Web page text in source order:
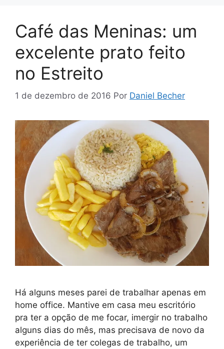
Café das Meninas: um
excelente prato feito
no Estreito
1 de dezembro de 2016 Por Daniel Becher
Há alguns meses parei de trabalhar apenas em
home office. Mantive em casa meu escritório
pra ter a opção de me focar, imergir no trabalho
alguns dias do mês, mas precisava de novo da
experiência de ter colegas de trabalho, um